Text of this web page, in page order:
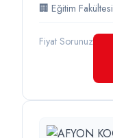
🏢 Eğitim Fakültesi
Fiyat Sorunuz